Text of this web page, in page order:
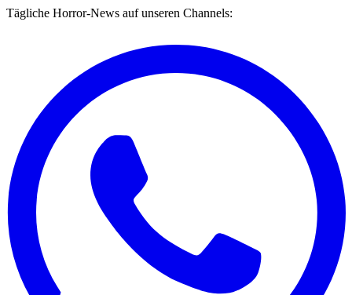
Tägliche Horror-News auf unseren Channels: